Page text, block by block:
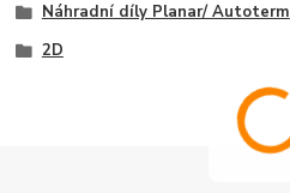
Náhradní díly Planar/ Autoterm
2D